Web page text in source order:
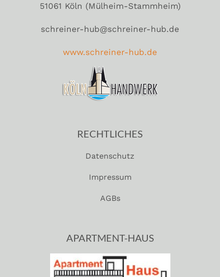
51061 Köln (Mülheim-Stammheim)
schreiner-hub@schreiner-hub.de
www.schreiner-hub.de
RECHTLICHES
Datenschutz
Impressum
AGBs
APARTMENT-HAUS